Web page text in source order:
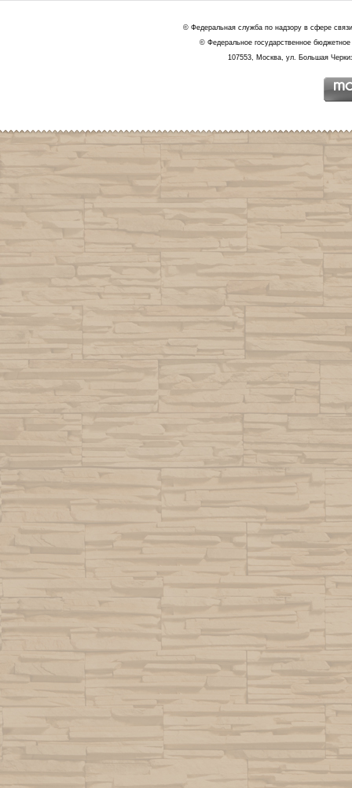
© Федеральная служба по надзору в сфере
© Федеральное государственное
107553, Москва, ул. Большая